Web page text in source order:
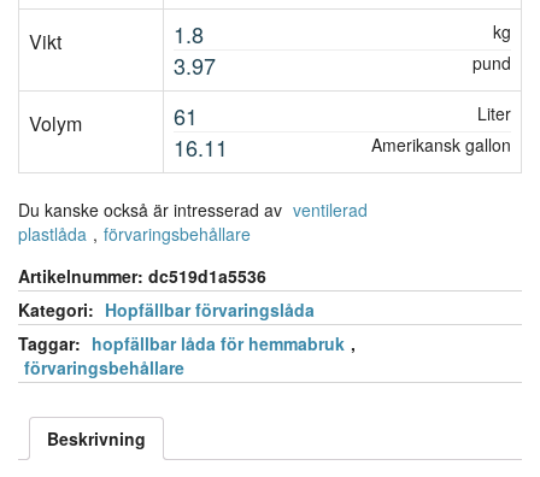
Vikt 1.8 kg
3.97 pund
Volym 61 Liter
16.11 Amerikansk gallon
Du kanske också är intresserad av ventilerad
plastlåda , förvaringsbehållare
Artikelnummer: dc519d1a5536
Kategori: Hopfällbar förvaringslåda
Taggar: hopfällbar låda för hemmabruk ,
förvaringsbehållare
Beskrivning